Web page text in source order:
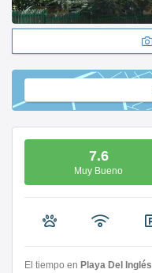
7.6
Muy Bueno
El tiempo en Playa Del Inglés